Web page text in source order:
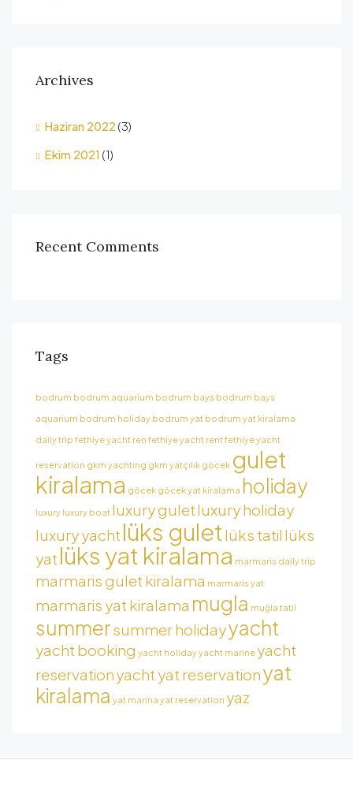
Archives
Haziran 2022 (3)
Ekim 2021 (1)
Recent Comments
Tags
bodrum bodrum aquarium bodrum bays bodrum bays
aquarium bodrum holiday bodrum yat bodrum yat kiralama
daily trip fethiye yacht ren fethiye yacht rent fethiye yacht
reservation gkm yachting gkm yatçılık gocek gulet
kiralama göcek göcek yat kiralama holiday
luxury luxury boat luxury guletluxury holiday
luxury yacht lüks guletlüks tatil lüks
yat lüks yat kiralama marmaris daily trip
marmaris gulet kiralama marmaris yat
marmaris yat kiralama mugla muğla tatil
summersummer holidayyacht
yacht booking yacht holidayyacht marine yacht
reservationyacht yat reservationyat
kiralama yat marina yat reservation yaz